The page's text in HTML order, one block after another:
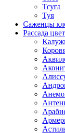
Тсуга
Туя
Саженцы
Рассада